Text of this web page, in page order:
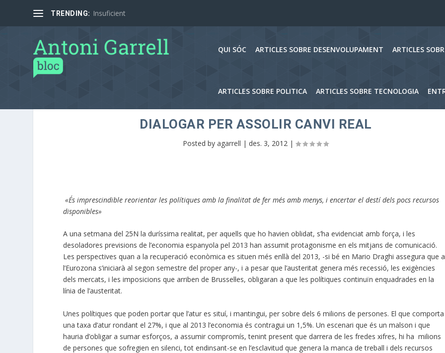
TRENDING: Insuficient
QUI SÓC ARTICLES SOBRE DESENVOLUPAMENT ARTICLES
ARTICLES SOBRE POLITICA ARTICLES SOBRE TECNOLOGIA
DIALOGAR PER ASSOLIR CANVI REAL
Posted byagarrell |des. 3, 2012 |
«És imprescindible reorientar les polítiques amb la finalitat de fer més amb menys, i encertar el destí dels pocs recursos
disponibles»
A una setmana del 25N la duríssima realitat, per aquells que ho havien oblidat, s’ha evidenciat amb força, i les
desoladores previsions de l’economia espanyola pel 2013 han assumit protagonisme en els mitjans de comunicació.
Les perspectives quan a la recuperació econòmica es situen més enllà del 2013, -si bé en Mario Draghi assegura que a
l’Eurozona s’iniciarà al segon semestre del proper any-, i a pesar que l’austeritat genera més recessió, les exigències
dels mercats, i les imposicions que arriben de Brussel·les, obligaran a que les polítiques continuïn enquadrades en la
línia de l’austeritat.
Unes polítiques que poden portar que l’atur es situí, i mantingui, per sobre dels 6 milions de persones. El que comporta
una taxa d’atur rondant el 27%, i que al 2013 l’economia és contragui un 1,5%. Un escenari que és un malson i que
hauria d’obligar a sumar esforços, a assumir compromís, tenint present que darrera de les fredes xifres, hi ha milions
de persones que sofregien en silenci, tot endinsant-se en l’esclavitud que genera la manca de treball i dels recursos